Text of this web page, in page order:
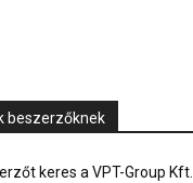
beszerzőknek
keres a VPT-Group Kft.